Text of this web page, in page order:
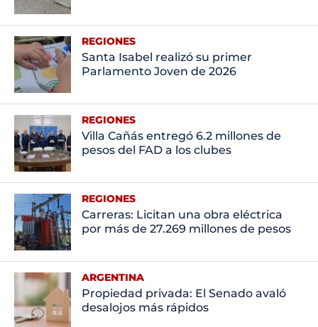
REGIONES
Santa Isabel realizó su primer
Parlamento Joven de 2026
REGIONES
Villa Cañás entregó 6.2 millones de
pesos del FAD a los clubes
REGIONES
Carreras: Licitan una obra eléctrica
por más de 27.269 millones de pesos
ARGENTINA
Propiedad privada: El Senado avaló
desalojos más rápidos